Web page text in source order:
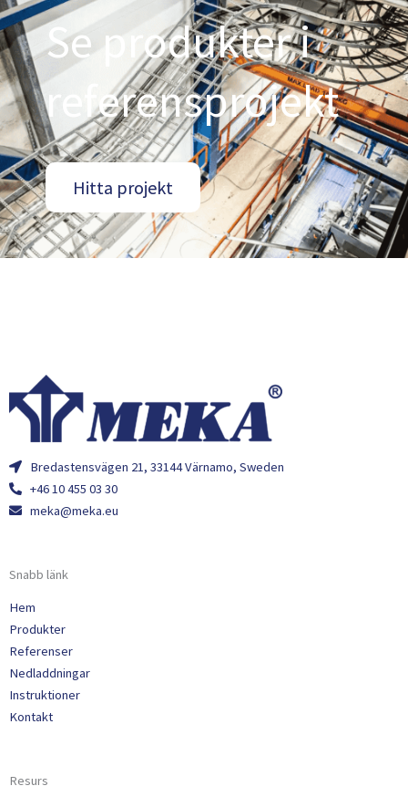
Se produkter i
referensprojekt
Hitta projekt
Bredastensvägen 21, 33144 Värnamo, Sweden
+46 10 455 03 30
meka@meka.eu
Snabb länk
Hem
Produkter
Referenser
Nedladdningar
Instruktioner
Kontakt
Resurs